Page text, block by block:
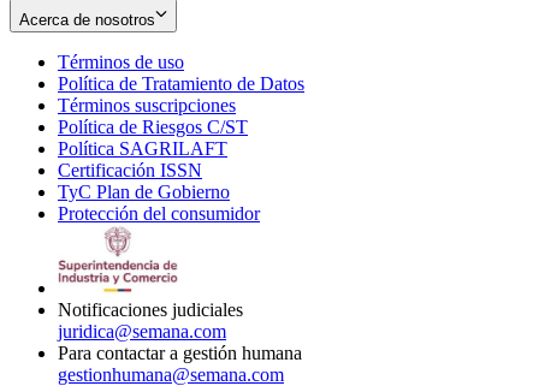
Acerca de nosotros
Términos de uso
in
new
window
Política de Tratamiento de Datos
Términos suscripciones
in
Política de Riesgos C/ST
Política SAGRILAFT
new
window
Certificación ISSN
in
new
TyC Plan de Gobierno
in
Protección del consumidorOpens
Notificaciones judiciales
juridica@semana.com
Para contactar a gestión humana
gestionhumana@semana.com